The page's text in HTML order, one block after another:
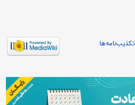
تکذیب‌نامه‌ها